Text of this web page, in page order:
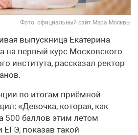
Фото: официальный сайт Мэра Москвы
выпускница Екатерина
на первый курс Московского
института, рассказал ректор
по итогам приёмной
«Девочка, которая, как
500 баллов этим летом
показав такой